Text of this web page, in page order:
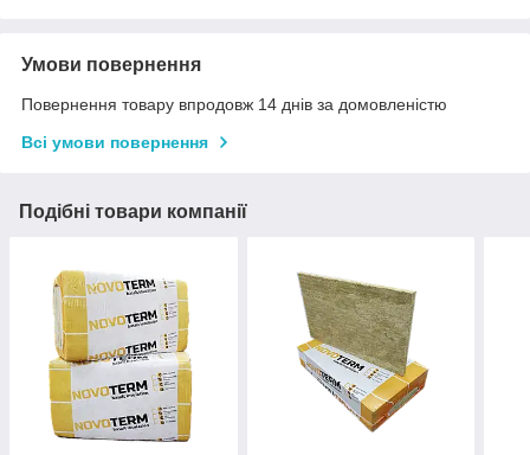
Умови повернення
Повернення товару впродовж 14 днів за домовленістю
Всі умови повернення
Подібні товари компанії